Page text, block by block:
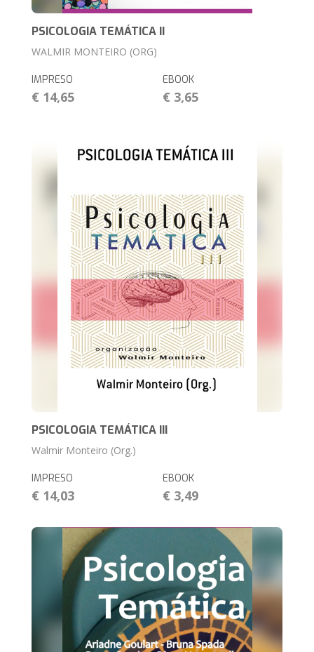
PSICOLOGIA TEMÁTICA II
WALMIR MONTEIRO (ORG)
IMPRESO
€ 14,65
EBOOK
€ 3,65
PSICOLOGIA TEMÁTICA III
Walmir Monteiro (Org.)
IMPRESO
€ 14,03
EBOOK
€ 3,49